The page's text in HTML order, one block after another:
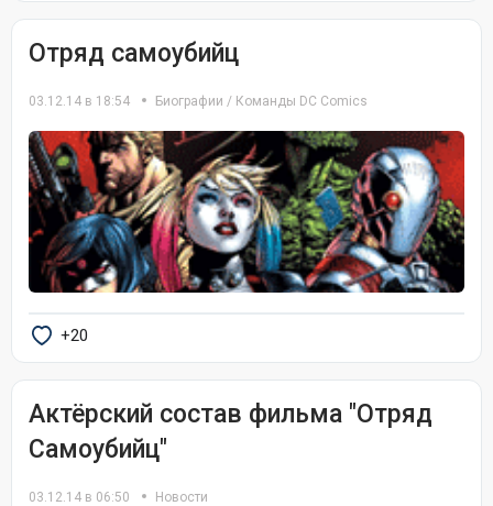
Отряд самоубийц
03.12.14 в 18:54 Биографии / Команды DC Comics
+20
Актёрский состав фильма "Отряд
Самоубийц"
03.12.14 в 06:50 Новости